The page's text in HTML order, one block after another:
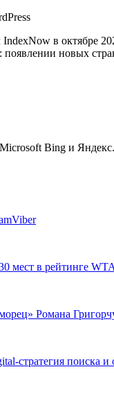
в октябре
новых
Bing и
Viber
мест в рейтинге WTA
Романа
стратегия поиска и